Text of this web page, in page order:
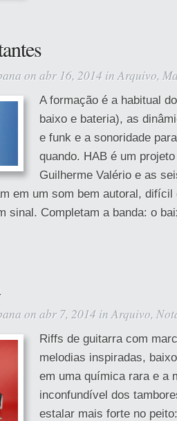
on abr 16, 2014 inArquivo,
A formação é a habitual
baixo e bateria), as
e funk e a sonoridade
quando. HAB é um
Guilherme Valério e as
em um som bem autoral,
sinal. Completam a banda: o
on abr 7, 2014 inArquivo,
Riffs de guitarra com
melodias inspiradas,
em uma química rara e a
inconfundível dos
estalar mais forte no